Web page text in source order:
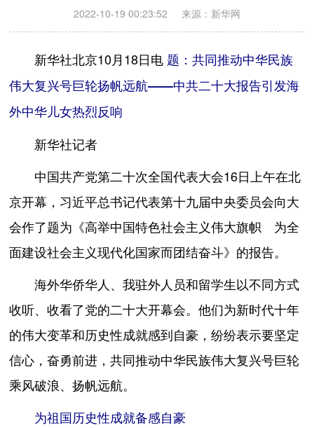
2022-10-19 00:23:52 来源：新华网
新华社北京10月18日电 题：共同推动中华民族
伟大复兴号巨轮扬帆远航——中共二十大报告引发海
外中华儿女热烈反响
新华社记者
中国共产党第二十次全国代表大会16日上午在北
京开幕，习近平总书记代表第十九届中央委员会向大
会作了题为《高举中国特色社会主义伟大旗帜 为全
面建设社会主义现代化国家而团结奋斗》的报告。
海外华侨华人、我驻外人员和留学生以不同方式
收听、收看了党的二十大开幕会。他们为新时代十年
的伟大变革和历史性成就感到自豪，纷纷表示要坚定
信心，奋勇前进，共同推动中华民族伟大复兴号巨轮
乘风破浪、扬帆远航。
为祖国历史性成就备感自豪